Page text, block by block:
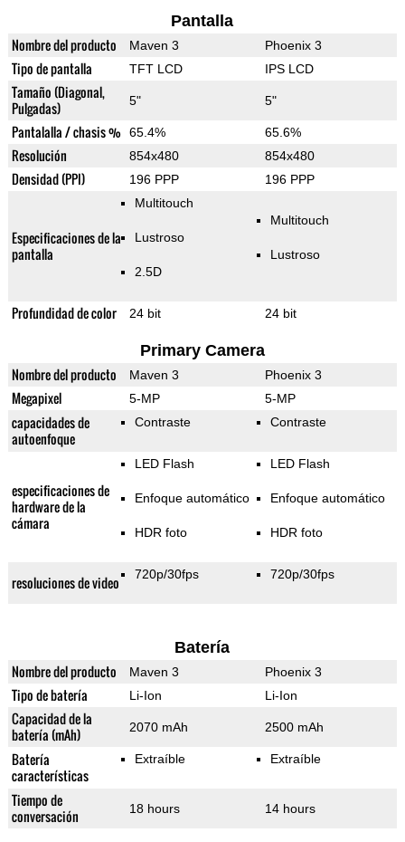
Pantalla
Nombre del producto Maven 3 Phoenix 3
Tipo de pantalla TFT LCD IPS LCD
Tamaño (Diagonal,
Pulgadas)
5" 5"
Pantalalla / chasis % 65.4% 65.6%
Resolución 854x480 854x480
Densidad (PPI) 196 PPP 196 PPP
Especificaciones de la
pantalla
Multitouch
Lustroso
2.5D
Multitouch
Lustroso
Profundidad de color 24 bit 24 bit
Primary Camera
Nombre del producto Maven 3 Phoenix 3
Megapixel 5-MP 5-MP
capacidades de
autoenfoque
Contraste Contraste
especificaciones de
hardware de la
cámara
LED Flash
Enfoque automático
HDR foto
LED Flash
Enfoque automático
HDR foto
resoluciones de video 720p/30fps 720p/30fps
Batería
Nombre del producto Maven 3 Phoenix 3
Tipo de batería Li-Ion Li-Ion
Capacidad de la
batería (mAh)
2070 mAh 2500 mAh
Batería
características
Extraíble Extraíble
Tiempo de
conversación
18 hours 14 hours